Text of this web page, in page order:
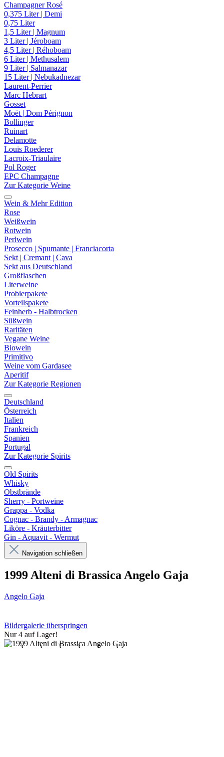
Champagner Rosé
0,375 Liter | Demi
0,75 Liter
1,5 Liter | Magnum
3 Liter | Jéroboam
4,5 Liter | Réhoboam
6 Liter | Methusalem
9 Liter | Salmanazar
15 Liter | Nebukadnezar
Laurent-Perrier
Marc Hebrart
Gosset
Moët | Dom Pérignon
Bollinger
Ruinart
Delamotte
Louis Roederer
Lacroix-Triaulaire
Pol Roger
EPC Champagne
Zur Kategorie Weine
Wein & Mehr Edition
Rose
Weißwein
Rotwein
Perlwein
Prosecco | Spumante | Franciacorta
Sekt | Cremant | Cava
Sekt aus Deutschland
Großflaschen
Literweine
Probierpakete
Vorteilspakete
Feinherb - Halbtrocken
Süßwein
Raritäten
Vegane Weine
Biowein
Primitivo
Weine vom Gardasee
Aperitif
Zur Kategorie Regionen
Deutschland
Österreich
Italien
Frankreich
Spanien
Portugal
Zur Kategorie Spirits
Old Spirits
Whisky
Obstbrände
Sherry - Portweine
Grappa - Vodka
Cognac - Brandy - Armagnac
Liköre - Kräuterbitter
Gin - Aquavit - Wermut
Navigation schließen
1999 Alteni di Brassica Angelo Gaja
Angelo Gaja
Bildergalerie überspringen
Nur 4 auf Lager!